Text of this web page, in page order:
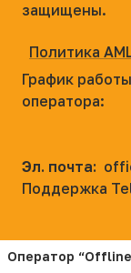
защищены.
Политика
График работы
оператора:
Эл. почта:
Поддержка
Оператор